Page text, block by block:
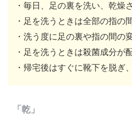
・毎日、足の裏を洗い、乾燥
・足を洗うときは全部の指の
・洗う度に足の裏や指の間の
・足を洗うときは殺菌成分が
・帰宅後はすぐに靴下を脱ぎ
「乾」